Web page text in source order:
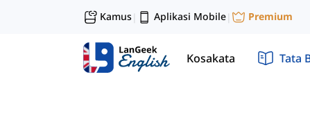
Kamus| Aplikasi Mobile| Premium
Kosakata Tata